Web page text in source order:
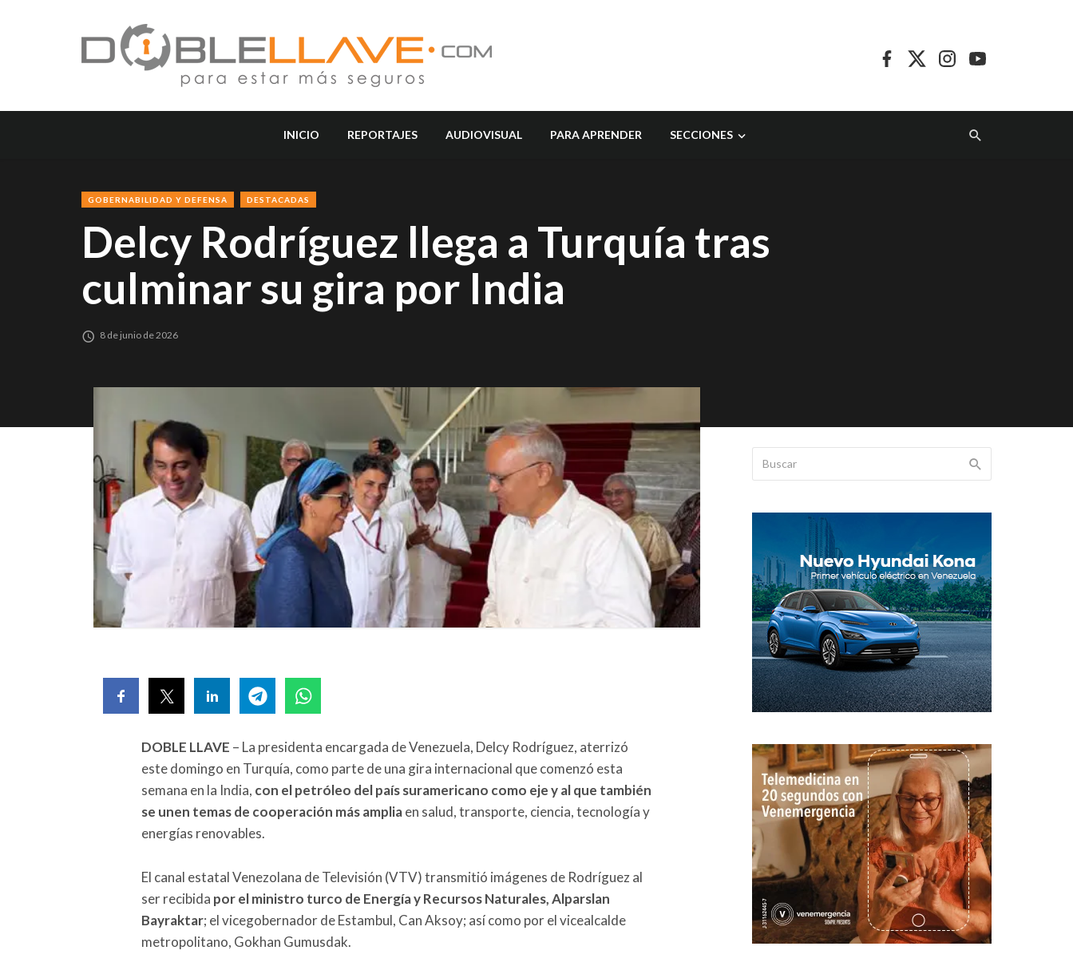
INICIO REPORTAJES AUDIOVISUAL PARA APRENDER SECCIONES
GOBERNABILIDAD Y DEFENSA DESTACADAS
Delcy Rodríguez llega a Turquía tras
culminar su gira por India
8 de junio de 2026
DOBLE LLAVE – La presidenta encargada de Venezuela, Delcy Rodríguez, aterrizó
este domingo en Turquía, como parte de una gira internacional que comenzó esta
semana en la India, con el petróleo del país suramericano como eje y al que también
se unen temas de cooperación más ampliaen salud, transporte, ciencia, tecnología y
energías renovables.
El canal estatal Venezolana de Televisión (VTV) transmitió imágenes de Rodríguez al
ser recibida por el ministro turco de Energía y Recursos Naturales, Alparslan
Bayraktar; el vicegobernador de Estambul, Can Aksoy; así como por el vicealcalde
metropolitano, Gokhan Gumusdak.